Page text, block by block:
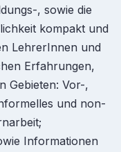
, sowie die
kompakt und
LehrerInnen und
Erfahrungen,
Gebieten: Vor-,
und non-
Informationen